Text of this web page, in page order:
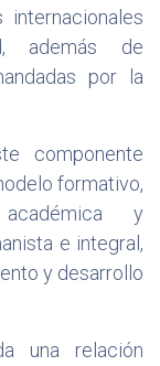
además de
por la
componente
formativo,
y
e integral,
y desarrollo
una relación